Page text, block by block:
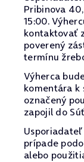
Pribinova
15:00.
kontaktovať
poverený
termínu
Výherca
komentára k
označený
zapojil do
prípade
alebo